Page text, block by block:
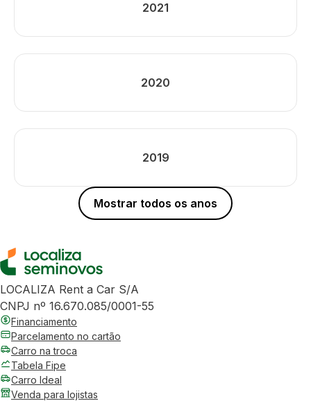
2021
2020
2019
Mostrar todos os anos
LOCALIZA Rent a Car S/A
CNPJ nº 16.670.085/0001-55
Financiamento
Parcelamento no cartão
Carro na troca
Tabela Fipe
Carro Ideal
Venda para lojistas